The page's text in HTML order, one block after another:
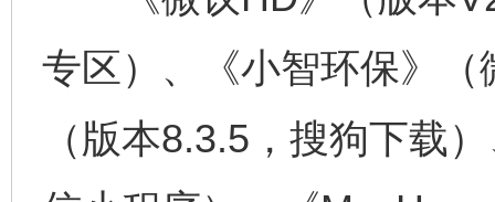
专区）、《小智环保》
（版本8.3.5，搜狗下载